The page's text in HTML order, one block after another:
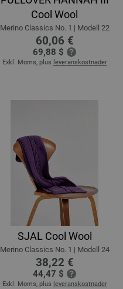
Cool Wool
Merino Classics No. 1 | Modell 22
60,06 €
69,88 $
Exkl. Moms, plus leveranskostnader
SJAL Cool Wool
Merino Classics No. 1 | Modell 24
38,22 €
44,47 $
Exkl. Moms, plus leveranskostnader